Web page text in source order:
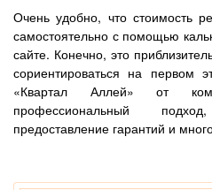
Очень удобно, что стоимость
самостоятельно с помощью
сайте. Конечно, это
сориентироваться на первом
«Квартал Аллей» от
профессиональный
предоставление гарантий и